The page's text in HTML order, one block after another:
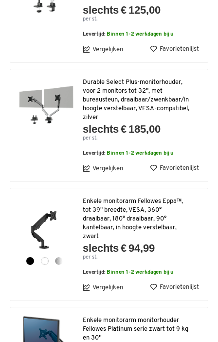
slechts € 125,00
per st.
Levertijd: Binnen 1-2 werkdagen bij u
Vergelijken Favorietenlijst
Durable Select Plus-monitorhouder,
voor 2 monitors tot 32", met
bureausteun, draaibaar/zwenkbaar/in
hoogte verstelbaar, VESA-compatibel,
zilver
slechts € 185,00
per st.
Levertijd: Binnen 1-2 werkdagen bij u
Vergelijken Favorietenlijst
Enkele monitorarm Fellowes Eppa™,
tot 39" breedte, VESA, 360°
draaibaar, 180° draaibaar, 90°
kantelbaar, in hoogte verstelbaar,
zwart
slechts € 94,99
per st.
Levertijd: Binnen 1-2 werkdagen bij u
Vergelijken Favorietenlijst
Enkele monitorarm monitorhouder
Fellowes Platinum serie zwart tot 9 kg
en 30''